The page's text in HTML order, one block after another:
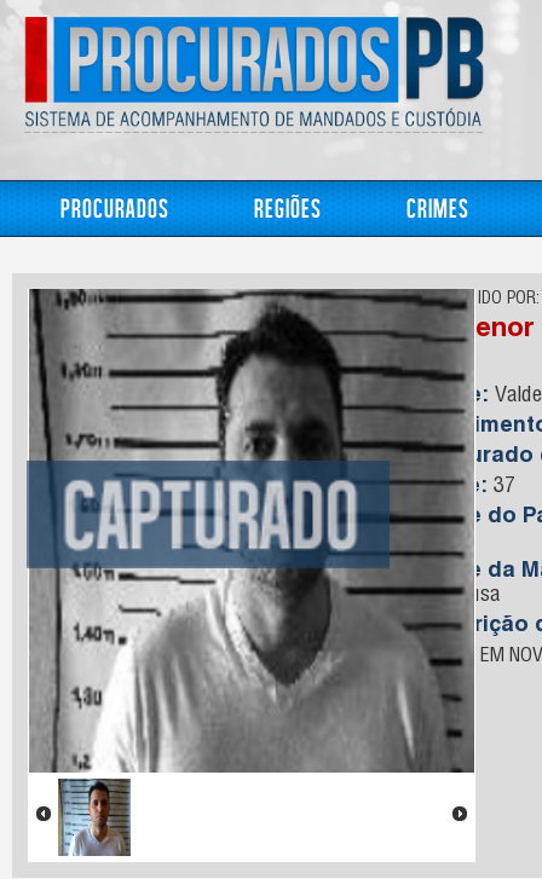
Procurados Regiões Crimes
CONHECIDO POR:
Valdenor
Nome:
Capturado
Idade: 37
Nome do
Nome da
de Sousa
Descrição
PRESO EM